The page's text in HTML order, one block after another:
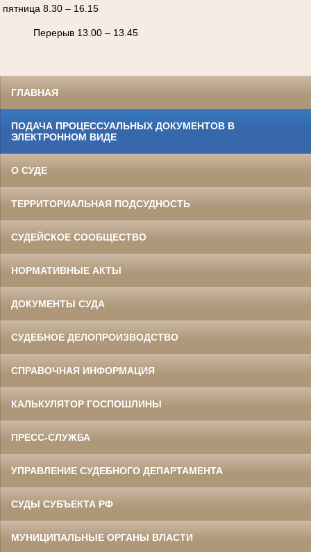
пятница 8.30 – 16.15
Перерыв 13.00 – 13.45
ГЛАВНАЯ
ПОДАЧА ПРОЦЕССУАЛЬНЫХ ДОКУМЕНТОВ В
ЭЛЕКТРОННОМ ВИДЕ
О СУДЕ
ТЕРРИТОРИАЛЬНАЯ ПОДСУДНОСТЬ
СУДЕЙСКОЕ СООБЩЕСТВО
НОРМАТИВНЫЕ АКТЫ
ДОКУМЕНТЫ СУДА
СУДЕБНОЕ ДЕЛОПРОИЗВОДСТВО
СПРАВОЧНАЯ ИНФОРМАЦИЯ
КАЛЬКУЛЯТОР ГОСПОШЛИНЫ
ПРЕСС-СЛУЖБА
УПРАВЛЕНИЕ СУДЕБНОГО ДЕПАРТАМЕНТА
СУДЫ СУБЪЕКТА РФ
МУНИЦИПАЛЬНЫЕ ОРГАНЫ ВЛАСТИ